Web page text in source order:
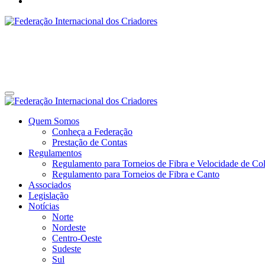
Site da Federação Internacional dos Criadores de Pássaros
Quem Somos
Conheça a Federação
Prestação de Contas
Regulamentos
Regulamento para Torneios de Fibra e Velocidade de
Regulamento para Torneios de Fibra e Canto
Associados
Legislação
Notícias
Norte
Nordeste
Centro-Oeste
Sudeste
Sul